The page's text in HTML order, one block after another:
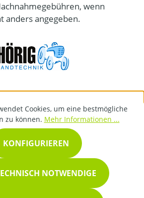
wenn
anders angegeben.
Cookies, um eine bestmögliche
zu können. Mehr Informationen ...
NOTWENDIGE
KONFIGURIEREN